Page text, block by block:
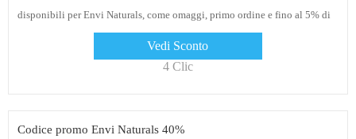
disponibili per Envi Naturals, come omaggi, primo ordine e fino al 5% di
Vedi Sconto
4 Clic
Codice promo Envi Naturals 40%